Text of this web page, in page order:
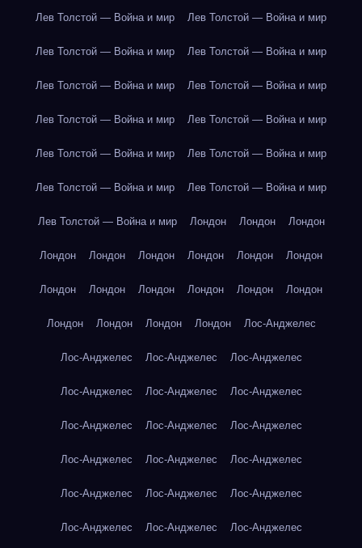
Лев Толстой — Война и мир Лев Толстой — Война и мир
Лев Толстой — Война и мир Лев Толстой — Война и мир
Лев Толстой — Война и мир Лев Толстой — Война и мир
Лев Толстой — Война и мир Лев Толстой — Война и мир
Лев Толстой — Война и мир Лев Толстой — Война и мир
Лев Толстой — Война и мир Лев Толстой — Война и мир
Лев Толстой — Война и мир Лондон Лондон Лондон
Лондон Лондон Лондон Лондон Лондон Лондон
Лондон Лондон Лондон Лондон Лондон Лондон
Лондон Лондон Лондон Лондон Лос-Анджелес
Лос-Анджелес Лос-Анджелес Лос-Анджелес
Лос-Анджелес Лос-Анджелес Лос-Анджелес
Лос-Анджелес Лос-Анджелес Лос-Анджелес
Лос-Анджелес Лос-Анджелес Лос-Анджелес
Лос-Анджелес Лос-Анджелес Лос-Анджелес
Лос-Анджелес Лос-Анджелес Лос-Анджелес